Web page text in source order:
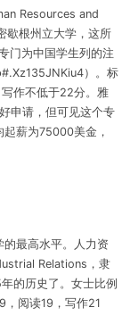
Resources and
歇根州立大学，这所
门为中国学生列的注
）。标
作不低于22分。雅
申请，但可见这个专
薪为75000美金，
最高水平。人力资
Relations，隶
的历史了。女士比例
，阅读19，写作21